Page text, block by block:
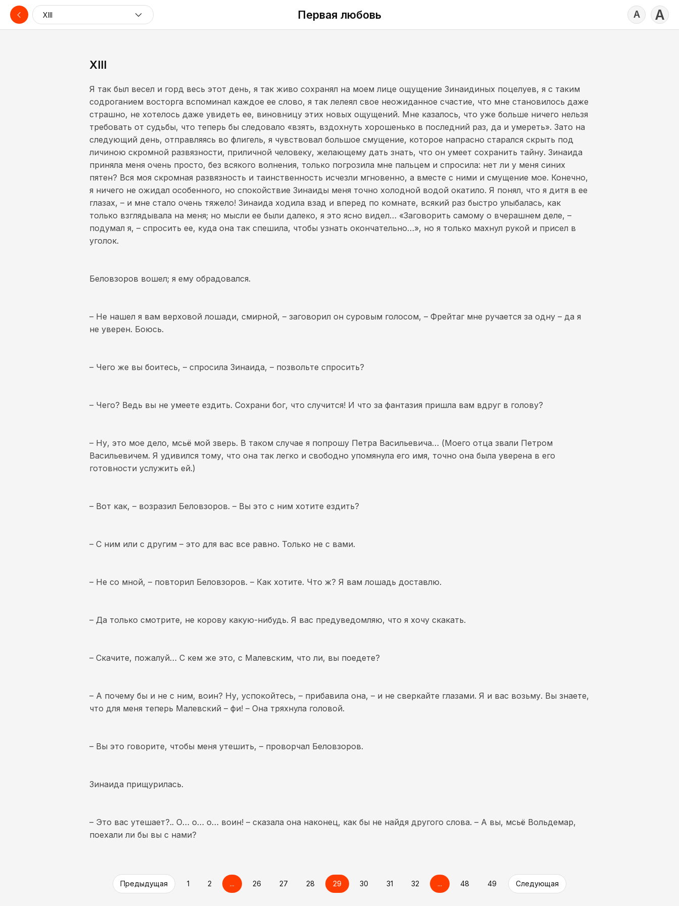
XIII Первая любовь А А
XIII
Я так был весел и горд весь этот день, я так живо сохранял на моем лице ощущение Зинаидиных поцелуев, я с таким
содроганием восторга вспоминал каждое ее слово, я так лелеял свое неожиданное счастие, что мне становилось даже
страшно, не хотелось даже увидеть ее, виновницу этих новых ощущений. Мне казалось, что уже больше ничего нельзя
требовать от судьбы, что теперь бы следовало «взять, вздохнуть хорошенько в последний раз, да и умереть». Зато на
следующий день, отправляясь во флигель, я чувствовал большое смущение, которое напрасно старался скрыть под
личиною скромной развязности, приличной человеку, желающему дать знать, что он умеет сохранить тайну. Зинаида
приняла меня очень просто, без всякого волнения, только погрозила мне пальцем и спросила: нет ли у меня синих
пятен? Вся моя скромная развязность и таинственность исчезли мгновенно, а вместе с ними и смущение мое. Конечно,
я ничего не ожидал особенного, но спокойствие Зинаиды меня точно холодной водой окатило. Я понял, что я дитя в ее
глазах, – и мне стало очень тяжело! Зинаида ходила взад и вперед по комнате, всякий раз быстро улыбалась, как
только взглядывала на меня; но мысли ее были далеко, я это ясно видел… «Заговорить самому о вчерашнем деле, –
подумал я, – спросить ее, куда она так спешила, чтобы узнать окончательно…», но я только махнул рукой и присел в
уголок.
Беловзоров вошел; я ему обрадовался.
– Не нашел я вам верховой лошади, смирной, – заговорил он суровым голосом, – Фрейтаг мне ручается за одну – да я
не уверен. Боюсь.
– Чего же вы боитесь, – спросила Зинаида, – позвольте спросить?
– Чего? Ведь вы не умеете ездить. Сохрани бог, что случится! И что за фантазия пришла вам вдруг в голову?
– Ну, это мое дело, мсьё мой зверь. В таком случае я попрошу Петра Васильевича… (Моего отца звали Петром
Васильевичем. Я удивился тому, что она так легко и свободно упомянула его имя, точно она была уверена в его
готовности услужить ей.)
– Вот как, – возразил Беловзоров. – Вы это с ним хотите ездить?
– С ним или с другим – это для вас все равно. Только не с вами.
– Не со мной, – повторил Беловзоров. – Как хотите. Что ж? Я вам лошадь доставлю.
– Да только смотрите, не корову какую-нибудь. Я вас предуведомляю, что я хочу скакать.
– Скачите, пожалуй… С кем же это, с Малевским, что ли, вы поедете?
– А почему бы и не с ним, воин? Ну, успокойтесь, – прибавила она, – и не сверкайте глазами. Я и вас возьму. Вы знаете,
что для меня теперь Малевский – фи! – Она тряхнула головой.
– Вы это говорите, чтобы меня утешить, – проворчал Беловзоров.
Зинаида прищурилась.
– Это вас утешает?.. О… о… о… воин! – сказала она наконец, как бы не найдя другого слова. – А вы, мсьё Вольдемар,
поехали ли бы вы с нами?
Предыдущая 1 2 ... 26 27 28 29 30 31 32 ... 48 49 Следующая